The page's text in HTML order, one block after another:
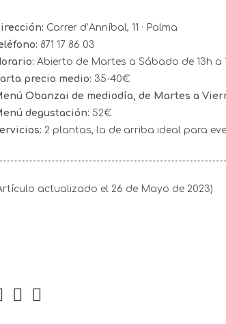
Carrer d’Anníbal, 11 · Palma
871 17 86 03
Abierto de Martes a Sábado de 13h a
precio medio: 35-40€
Obanzai de mediodía, de Martes a
degustación: 52€
2 plantas, la de arriba ideal para
actualizado el 26 de Mayo de 2023)